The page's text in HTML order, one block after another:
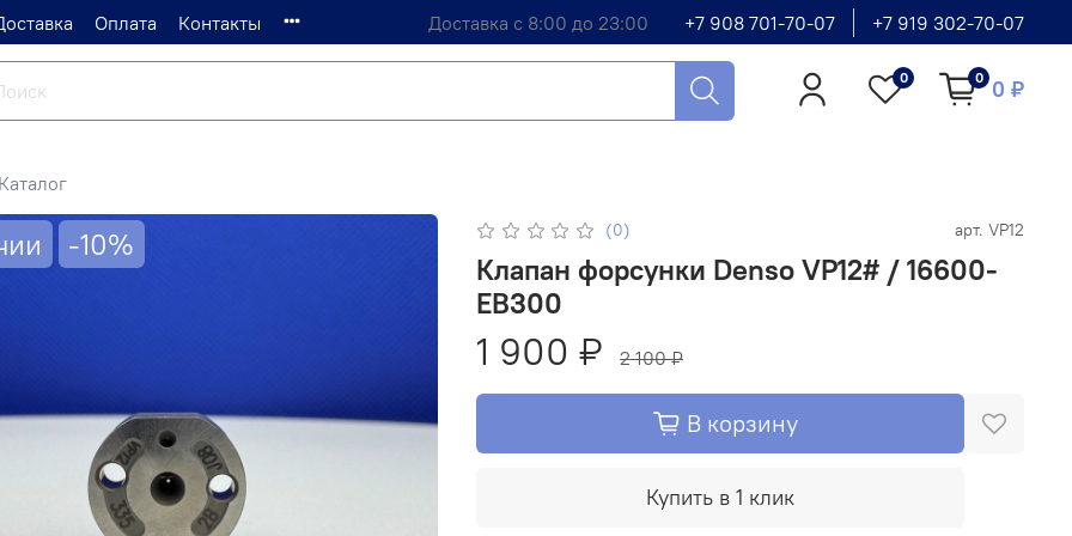
Оплата Контакты Доставка с 8:00 до 23:00 +7 908 701-70-07 +7 919 302-70-07
0 0 0 ₽
Каталог
-10% (0) арт. VP12
Клапан форсунки Denso VP12# / 16600-
EB300
1 900 ₽ 2 100 ₽
В корзину
Купить в 1 клик